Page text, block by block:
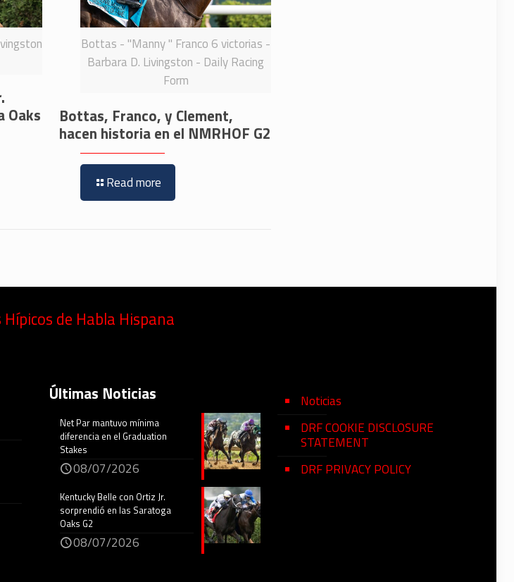
Oaks
Bottas - "Manny " Franco 6 victorias -
Barbara D. Livingston - Daily Racing
Form
Bottas, Franco, y Clement,
hacen historia en el NMRHOF G2
Read more
Hípicos de Habla Hispana
Últimas Noticias
Net Par mantuvo mínima
diferencia en el Graduation
Stakes
08/07/2026
Kentucky Belle con Ortiz Jr.
sorprendió en las Saratoga
Oaks G2
08/07/2026
Noticias
DRF COOKIE DISCLOSURE
STATEMENT
DRF PRIVACY POLICY